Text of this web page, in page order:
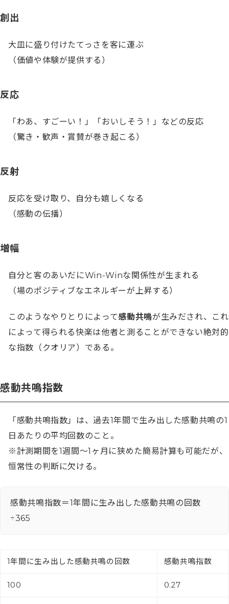
創出
大皿に盛り付けたてっさを客に運ぶ
（価値や体験が提供する）
反応
「わあ、すごーい！」「おいしそう！」などの反応
（驚き・歓声・賞賛が巻き起こる）
反射
反応を受け取り、自分も嬉しくなる
（感動の伝播）
増幅
自分と客のあいだにWin-Winな関係性が生まれる
（場のポジティブなエネルギーが上昇する）
このようなやりとりによって感動共鳴が生みだされ、これ
によって得られる快楽は他者と測ることができない絶対的
な指数（クオリア）である。
感動共鳴指数
「感動共鳴指数」は、過去1年間で生み出した感動共鳴の1
日あたりの平均回数のこと。
※計測期間を1週間〜1ヶ月に狭めた簡易計算も可能だが、
恒常性の判断に欠ける。
感動共鳴指数＝1年間に生み出した感動共鳴の回数
÷365
1年間に生み出した感動共鳴の回数 感動共鳴指数
100 0.27